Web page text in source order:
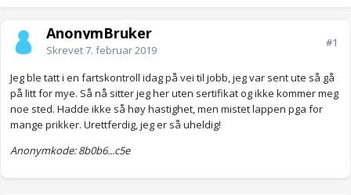
AnonymBruker
Skrevet7. februar 2019
#1
Jeg ble tatt i en fartskontroll idag på vei til jobb, jeg var sent ute så gå
på litt for mye. Så nå sitter jeg her uten sertifikat og ikke kommer meg
noe sted. Hadde ikke så høy hastighet, men mistet lappen pga for
mange prikker. Urettferdig, jeg er så uheldig!
Anonymkode: 8b0b6...c5e